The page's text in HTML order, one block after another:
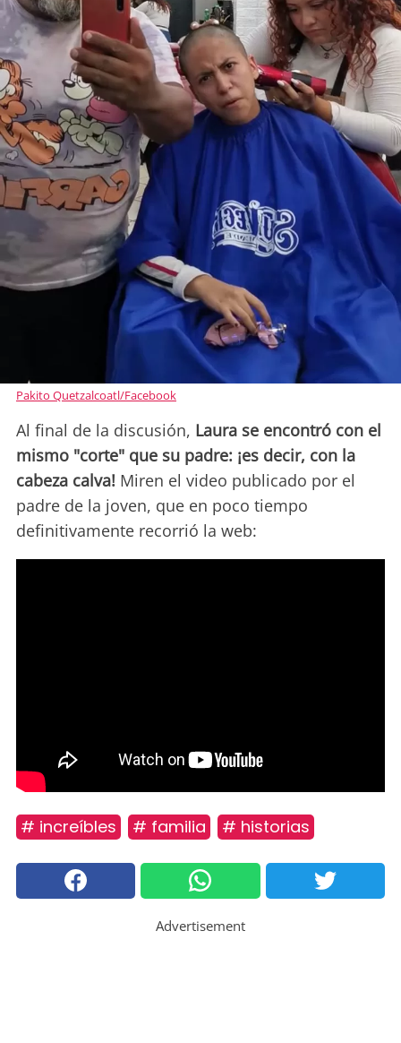
Pakito Quetzalcoatl/Facebook
Al final de la discusión, Laura se encontró con el
mismo "corte" que su padre: ¡es decir, con la
cabeza calva! Miren el video publicado por el
padre de la joven, que en poco tiempo
definitivamente recorrió la web:
# increíbles # familia # historias
Advertisement